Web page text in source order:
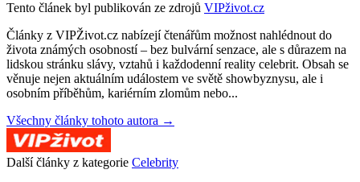
Tento článek byl publikován ze zdrojů VIPživot.cz
Články z VIPŽivot.cz nabízejí čtenářům možnost nahlédnout do
života známých osobností – bez bulvární senzace, ale s důrazem na
lidskou stránku slávy, vztahů i každodenní reality celebrit. Obsah se
věnuje nejen aktuálním událostem ve světě showbyznysu, ale i
osobním příběhům, kariérním zlomům nebo...
Všechny články tohoto autora →
Další články z kategorie Celebrity